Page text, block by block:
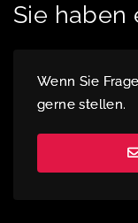
Sie haben
Wenn Sie
gerne stellen.